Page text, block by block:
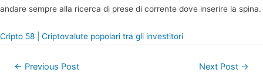
andare sempre alla ricerca di prese di corrente dove inserire la spina.
Cripto 58 | Criptovalute popolari tra gli investitori
Post
← Previous Post Next Post →